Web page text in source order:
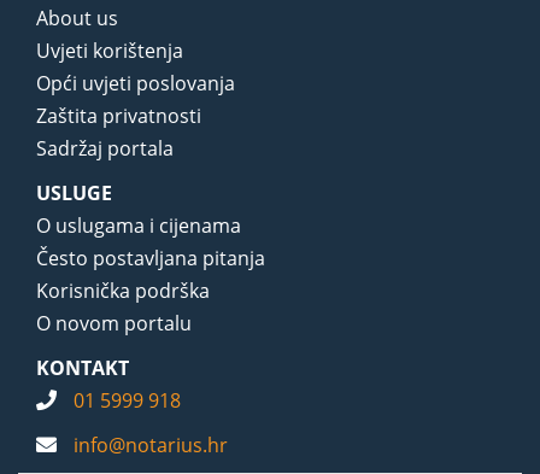
About us
Uvjeti korištenja
Opći uvjeti poslovanja
Zaštita privatnosti
Sadržaj portala
USLUGE
O uslugama i cijenama
Često postavljana pitanja
Korisnička podrška
O novom portalu
KONTAKT
01 5999 918
info@notarius.hr